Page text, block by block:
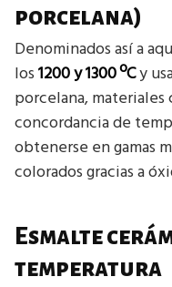
porcelana)
Denominados así a
los1200 y 1300 ºCy
porcelana,
concordancia de
obtenerse en gamas
colorados gracias a
Esmalte
temperatura